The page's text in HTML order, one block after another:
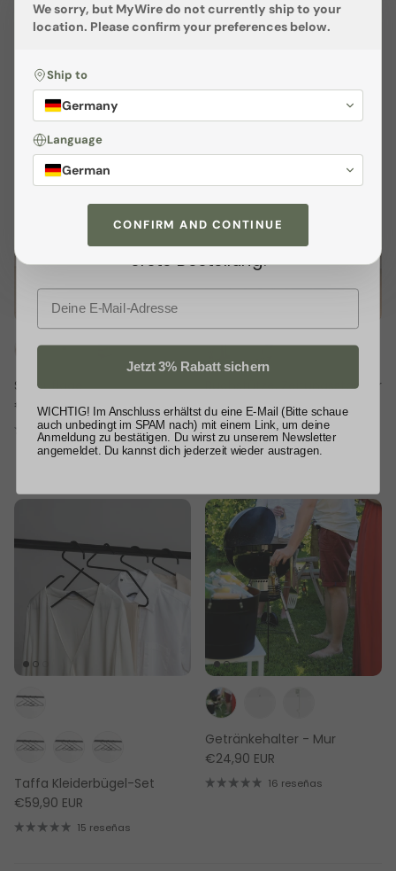
+ 3 más
€49,00 EUR
Sitzauflage
€89,00 EUR
18 reseñas
Buchstütze, Zeitungsständer
Ager
€19,90 EUR
23 reseñas
Taffa Kleiderbügel-Set
€59,90 EUR
15 reseñas
Getränkehalter - Mur
€24,90 EUR
16 reseñas
Sichere dir
Melden dich jetzt zu unserem
Newsletteran und profitiere von
exklusivenAngebotensowie wertvollen
Tipps. Als kleines Dankeschön
schenken wir dir3% Rabattauf deine
erste Bestellung.
E-Mail
Jetzt 3% Rabatt sichern
WICHTIG! Im Anschluss erhältst du eine E-Mail (Bitte schaue
auch unbedingt im SPAM nach) mit einem Link, um deine
Anmeldung zu bestätigen. Du wirst zu unserem Newsletter
angemeldet. Du kannst dich jederzeit wieder austragen.
We sorry, but MyWiredo not currently ship to your
location. Please confirm your preferences below.
Ship to
Germany
Language
German
CONFIRM AND CONTINUE